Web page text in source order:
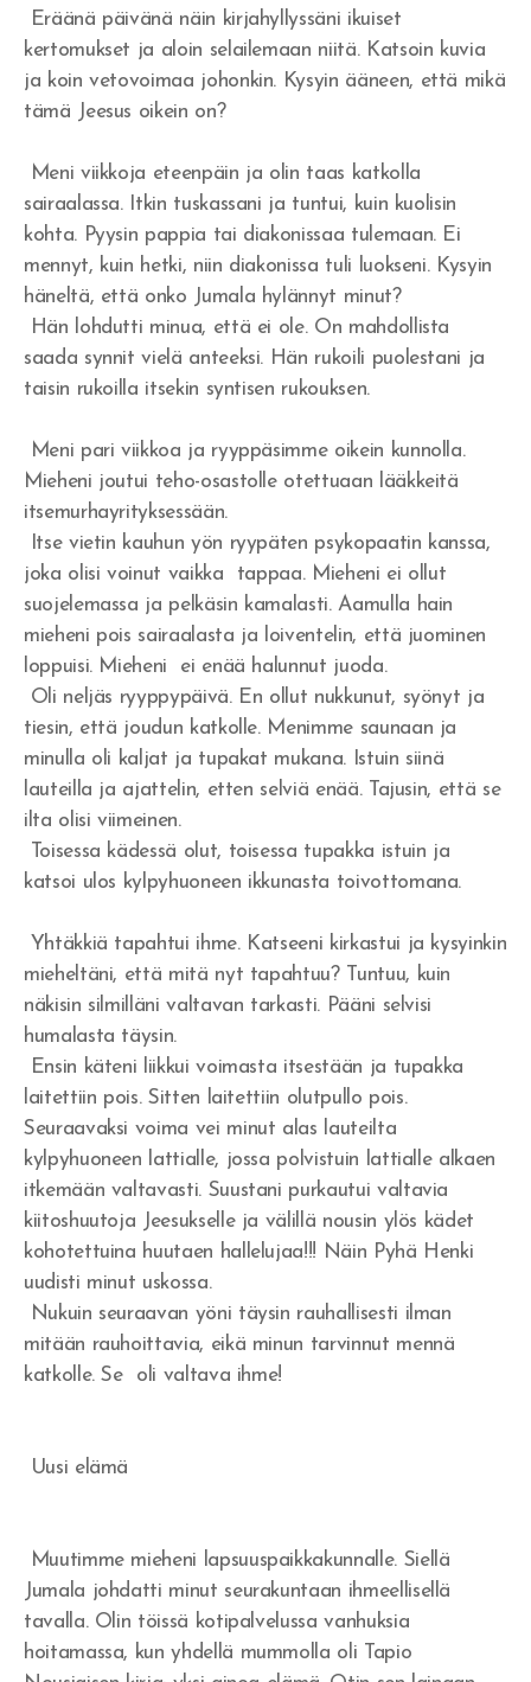
Eräänä päivänä näin kirjahyllyssäni ikuiset
kertomukset ja aloin selailemaan niitä. Katsoin kuvia
ja koin vetovoimaa johonkin. Kysyin ääneen, että mikä
tämä Jeesus oikein on?
Meni viikkoja eteenpäin ja olin taas katkolla
sairaalassa. Itkin tuskassani ja tuntui, kuin kuolisin
kohta. Pyysin pappia tai diakonissaa tulemaan. Ei
mennyt, kuin hetki, niin diakonissa tuli luokseni. Kysyin
häneltä, että onko Jumala hylännyt minut?
Hän lohdutti minua, että ei ole. On mahdollista
saada synnit vielä anteeksi. Hän rukoili puolestani ja
taisin rukoilla itsekin syntisen rukouksen.
Meni pari viikkoa ja ryyppäsimme oikein kunnolla.
Mieheni joutui teho-osastolle otettuaan lääkkeitä
itsemurhayrityksessään.
Itse vietin kauhun yön ryypäten psykopaatin kanssa,
joka olisi voinut vaikka tappaa. Mieheni ei ollut
suojelemassa ja pelkäsin kamalasti. Aamulla hain
mieheni pois sairaalasta ja loiventelin, että juominen
loppuisi. Mieheni ei enää halunnut juoda.
Oli neljäs ryyppypäivä. En ollut nukkunut, syönyt ja
tiesin, että joudun katkolle. Menimme saunaan ja
minulla oli kaljat ja tupakat mukana. Istuin siinä
lauteilla ja ajattelin, etten selviä enää. Tajusin, että se
ilta olisi viimeinen.
Toisessa kädessä olut, toisessa tupakka istuin ja
katsoi ulos kylpyhuoneen ikkunasta toivottomana.
Yhtäkkiä tapahtui ihme. Katseeni kirkastui ja kysyinkin
mieheltäni, että mitä nyt tapahtuu? Tuntuu, kuin
näkisin silmilläni valtavan tarkasti. Pääni selvisi
humalasta täysin.
Ensin käteni liikkui voimasta itsestään ja tupakka
laitettiin pois. Sitten laitettiin olutpullo pois.
Seuraavaksi voima vei minut alas lauteilta
kylpyhuoneen lattialle, jossa polvistuin lattialle alkaen
itkemään valtavasti. Suustani purkautui valtavia
kiitoshuutoja Jeesukselle ja välillä nousin ylös kädet
kohotettuina huutaen hallelujaa!!! Näin Pyhä Henki
uudisti minut uskossa.
Nukuin seuraavan yöni täysin rauhallisesti ilman
mitään rauhoittavia, eikä minun tarvinnut mennä
katkolle. Se oli valtava ihme!
Uusi elämä
Muutimme mieheni lapsuuspaikkakunnalle. Siellä
Jumala johdatti minut seurakuntaan ihmeellisellä
tavalla. Olin töissä kotipalvelussa vanhuksia
hoitamassa, kun yhdellä mummolla oli Tapio